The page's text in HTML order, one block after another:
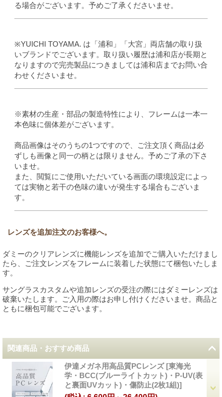
る場合がございます。予めご了承くださいませ。
※YUICHI TOYAMA. は「浦和」「大宮」両店舗の取り扱
いブランドでございます。取り扱い履歴は浦和店が長期と
なりますので完売製品につきましては浦和店までお問い合
わせくださいませ。
※素材の生産・部品の製造特性により、フレームは一本一
本色味に個体差がございます。
商品画像はそのうちの1つですので、ご注文頂く商品は必
ずしも画像と同一の柄とは限りません。予めご了承の下さ
いませ。
また、閲覧にご使用いただいている画面の環境設定によっ
ては実物と若干の色味の違いが発生する場合もございま
す。
レンズを追加注文のお客様へ。
ダミーのクリアレンズに機能レンズを追加でご購入いただけまし
たら、ご注文レンズをフレームに装着した状態にて梱包いたしま
す。
サングラスカスタムや追加レンズの受注の際にはダミーレンズは
破棄いたします。ご入用の際はお申し付けくださいませ。商品と
ともに梱包可能でございます。
関連商品・おすすめ商品
伊達メガネ用高品質PCレンズ [東海光
学・BCC(ブルーライトカット)・P-UV(表
と裏面UVカット)・傷防止(2枚1組)]